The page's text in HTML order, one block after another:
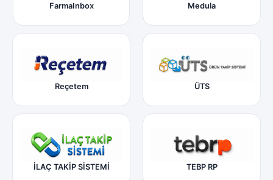
FarmaInbox Medula
Reçetem ÜTS
İLAÇ TAKİP SİSTEMİ TEBP RP